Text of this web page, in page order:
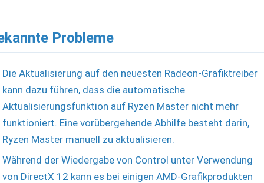
Probleme
Die Aktualisierung auf den neuesten Radeon-Grafiktreiber
kann dazu führen, dass die automatische
Aktualisierungsfunktion auf Ryzen Master nicht mehr
funktioniert. Eine vorübergehende Abhilfe besteht darin,
Ryzen Master manuell zu aktualisieren.
Während der Wiedergabe von Control unter Verwendung
von DirectX 12 kann es bei einigen AMD-Grafikprodukten